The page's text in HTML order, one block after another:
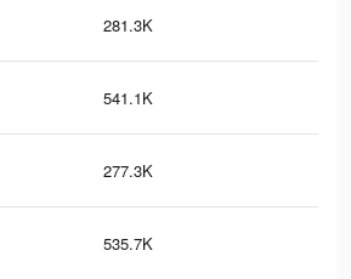
281.3K
541.1K
277.3K
535.7K